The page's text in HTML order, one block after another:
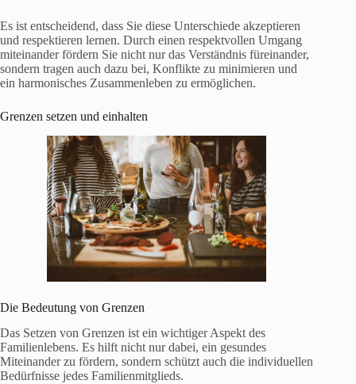
Es ist entscheidend, dass Sie diese Unterschiede akzeptieren
und respektieren lernen. Durch einen respektvollen Umgang
miteinander fördern Sie nicht nur das Verständnis füreinander,
sondern tragen auch dazu bei, Konflikte zu minimieren und
ein harmonisches Zusammenleben zu ermöglichen.
Grenzen setzen und einhalten
Die Bedeutung von Grenzen
Das Setzen von Grenzen ist ein wichtiger Aspekt des
Familienlebens. Es hilft nicht nur dabei, ein gesundes
Miteinander zu fördern, sondern schützt auch die individuellen
Bedürfnisse jedes Familienmitglieds.